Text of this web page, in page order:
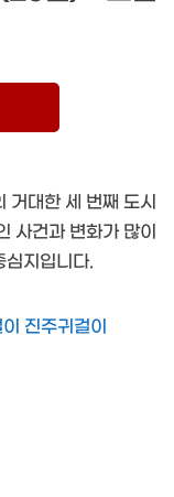
거대한 세 번째 도시
사건과 변화가 많이
심지입니다.
진주귀걸이